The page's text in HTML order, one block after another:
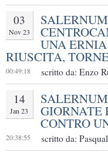
03
Nov 23
UNA
RIUSCITA,
00:49:18 scritto da: Enzo
14
Jan 23 GIORNATE
CONTRO
20:38:55 scritto da: